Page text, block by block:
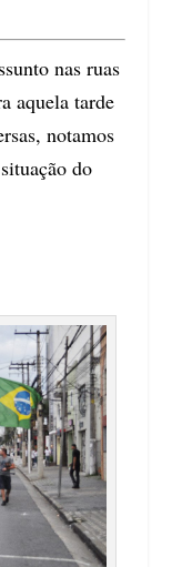
nas ruas
aquela tarde
notamos
do